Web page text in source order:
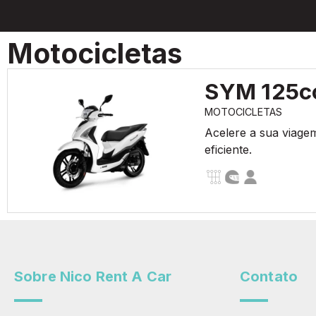
Motocicletas
SYM
MOTOCICLETAS
Acelere a sua
eficiente.
Sobre Nico Rent A Car Contato